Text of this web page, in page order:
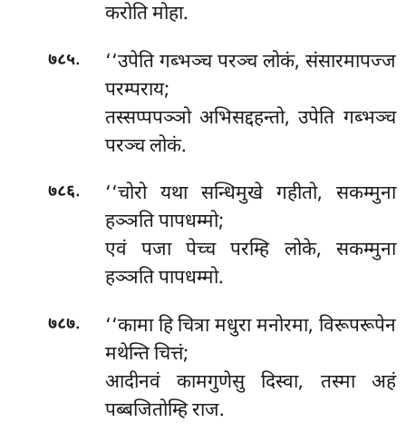
करोति मोहा.
७८५. ‘‘उपेतिगब्भञ्च परञ्च लोकं, संसारमापज्ज
परम्पराय;
तस्सप्पपञ्ञो अभिसद्दहन्तो, उपेति गब्भञ्च
परञ्च लोकं.
७८६. ‘‘चोरो यथा सन्धिमुखे गहीतो, सकम्मुना
हञ्ञति पापधम्मो;
एवं पजा पेच्च परम्हि लोके, सकम्मुना
हञ्ञति पापधम्मो.
७८७.
‘‘कामा हि चित्रा मधुरा मनोरमा, विरूपरूपेन
मथेन्ति चित्तं;
आदीनवं कामगुणेसु दिस्वा, तस्मा अहं
पब्बजितोम्हि राज.